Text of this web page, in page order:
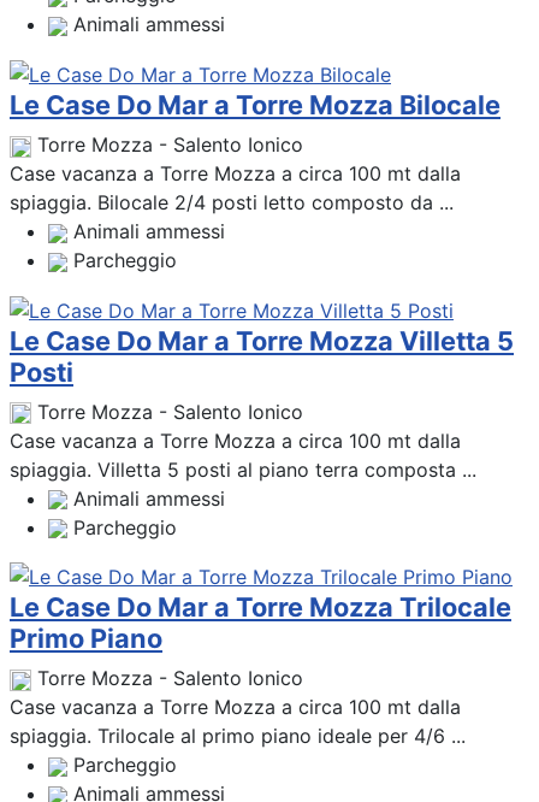
Animali ammessi
Le Case Do Mar a Torre Mozza Bilocale
Torre Mozza - Salento Ionico
Case vacanza a Torre Mozza a circa 100 mt dalla
spiaggia. Bilocale 2/4 posti letto composto da ...
Animali ammessi
Parcheggio
Le Case Do Mar a Torre Mozza Villetta 5
Posti
Torre Mozza - Salento Ionico
Case vacanza a Torre Mozza a circa 100 mt dalla
spiaggia. Villetta 5 posti al piano terra composta ...
Animali ammessi
Parcheggio
Le Case Do Mar a Torre Mozza Trilocale
Primo Piano
Torre Mozza - Salento Ionico
Case vacanza a Torre Mozza a circa 100 mt dalla
spiaggia. Trilocale al primo piano ideale per 4/6 ...
Parcheggio
Animali ammessi